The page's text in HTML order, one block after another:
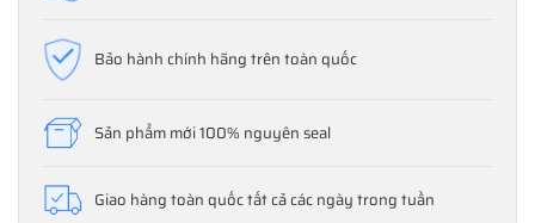
Bảo hành chính hãng trên toàn quốc
Sản phẩm mới 100% nguyên seal
Giao hàng toàn quốc tất cả các ngày trong tuần